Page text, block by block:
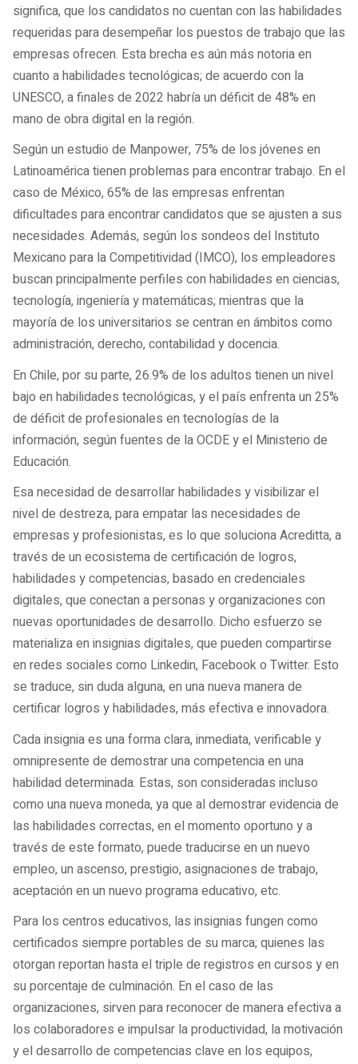
significa, que los candidatos no cuentan con las habilidades
requeridas para desempeñar los puestos de trabajo que las
empresas ofrecen. Esta brecha es aún más notoria en
cuanto a habilidades tecnológicas; de acuerdo con la
UNESCO, a finales de 2022 habría un déficit de 48% en
mano de obra digital en la región.
Según un estudio de Manpower, 75% de los jóvenes en
Latinoamérica tienen problemas para encontrar trabajo. En el
caso de México, 65% de las empresas enfrentan
dificultades para encontrar candidatos que se ajusten a sus
necesidades. Además, según los sondeos del Instituto
Mexicano para la Competitividad (IMCO), los empleadores
buscan principalmente perfiles con habilidades en ciencias,
tecnología, ingeniería y matemáticas; mientras que la
mayoría de los universitarios se centran en ámbitos como
administración, derecho, contabilidad y docencia.
En Chile, por su parte, 26.9% de los adultos tienen un nivel
bajo en habilidades tecnológicas, y el país enfrenta un 25%
de déficit de profesionales en tecnologías de la
información, según fuentes de la OCDE y el Ministerio de
Educación.
Esa necesidad de desarrollar habilidades y visibilizar el
nivel de destreza, para empatar las necesidades de
empresas y profesionistas, es lo que soluciona Acreditta, a
través de un ecosistema de certificación de logros,
habilidades y competencias, basado en credenciales
digitales, que conectan a personas y organizaciones con
nuevas oportunidades de desarrollo. Dicho esfuerzo se
materializa en insignias digitales, que pueden compartirse
en redes sociales como Linkedin, Facebook o Twitter. Esto
se traduce, sin duda alguna, en una nueva manera de
certificar logros y habilidades, más efectiva e innovadora.
Cada insignia es una forma clara, inmediata, verificable y
omnipresente de demostrar una competencia en una
habilidad determinada. Estas, son consideradas incluso
como una nueva moneda, ya que al demostrar evidencia de
las habilidades correctas, en el momento oportuno y a
través de este formato, puede traducirse en un nuevo
empleo, un ascenso, prestigio, asignaciones de trabajo,
aceptación en un nuevo programa educativo, etc.
Para los centros educativos, las insignias fungen como
certificados siempre portables de su marca; quienes las
otorgan reportan hasta el triple de registros en cursos y en
su porcentaje de culminación. En el caso de las
organizaciones, sirven para reconocer de manera efectiva a
los colaboradores e impulsar la productividad, la motivación
y el desarrollo de competencias clave en los equipos,